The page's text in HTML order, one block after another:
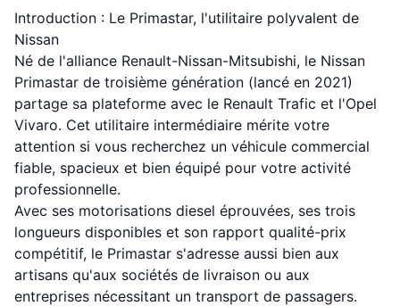
Introduction : Le Primastar, l'utilitaire polyvalent de
Nissan
Né de l'alliance Renault-Nissan-Mitsubishi, le Nissan
Primastar de troisième génération (lancé en 2021)
partage sa plateforme avec le Renault Trafic et l'Opel
Vivaro. Cet utilitaire intermédiaire mérite votre
attention si vous recherchez un véhicule commercial
fiable, spacieux et bien équipé pour votre activité
professionnelle.
Avec ses motorisations diesel éprouvées, ses trois
longueurs disponibles et son rapport qualité-prix
compétitif, le Primastar s'adresse aussi bien aux
artisans qu'aux sociétés de livraison ou aux
entreprises nécessitant un transport de passagers.